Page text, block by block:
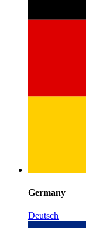
Germany
Deutsch